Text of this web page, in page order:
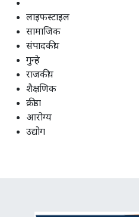
लाइफस्टाइल
सामाजिक
संपादकीय
गुन्हे
राजकीय
शैक्षणिक
क्रीडा
आरोग्य
उद्योग